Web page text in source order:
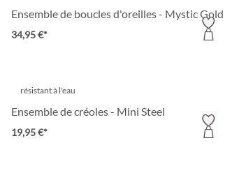
Ensemble de boucles d'oreilles - Mystic Gold
34,95 €*
résistant à l'eau
Ensemble de créoles - Mini Steel
19,95 €*